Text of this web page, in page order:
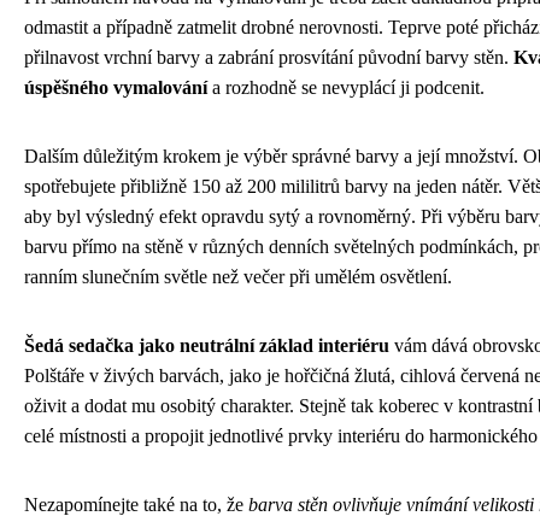
odmastit a případně zatmelit drobné nerovnosti. Teprve poté
přilnavost vrchní barvy a zabrání prosvítání původní barvy stěn.
úspěšného vymalovánía rozhodně se nevyplácí ji podcenit.
Dalším důležitým krokem je výběr správné barvy a její množství.
spotřebujete přibližně 150 až 200 mililitrů barvy na jeden nátěr.
aby byl výsledný efekt opravdu sytý a rovnoměrný. Při výběru
barvu přímo na stěně v různých denních světelných podmínkách,
ranním slunečním světle než večer při umělém osvětlení.
Šedá sedačka jako neutrální základ interiéru vám dává
Polštáře v živých barvách, jako je hořčičná žlutá, cihlová červená
oživit a dodat mu osobitý charakter. Stejně tak koberec v kontrastní
celé místnosti a propojit jednotlivé prvky interiéru do
Nezapomínejte také na to, že barva stěn ovlivňuje vnímání velikosti